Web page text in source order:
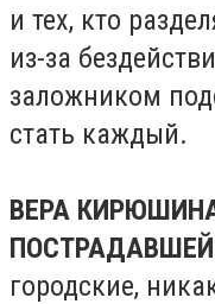
и тех, кто
из-за
заложником
стать каждый.
ВЕРА
городские,